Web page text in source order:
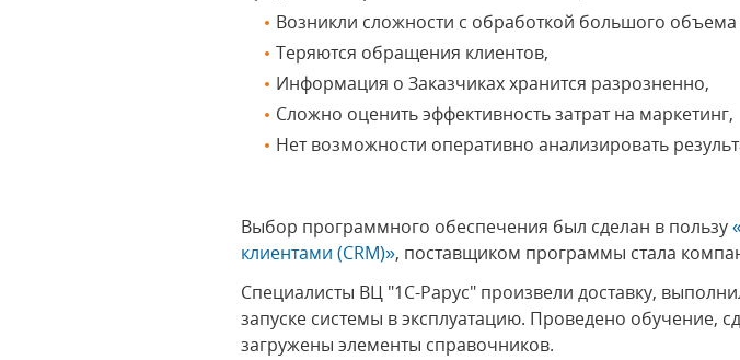
Возникли сложности с обработкой большого
Теряются обращения клиентов,
Информация о Заказчиках хранится разрозненно,
Сложно оценить эффективность затрат на маркетинг,
Нет возможности оперативно анализировать
Выбор программного обеспечения был сделан в пользу
клиентами (CRM)», поставщиком программы стала
Специалисты ВЦ "1С-Рарус" произвели доставку,
запуске системы в эксплуатацию. Проведено обучение,
загружены элементы справочников.